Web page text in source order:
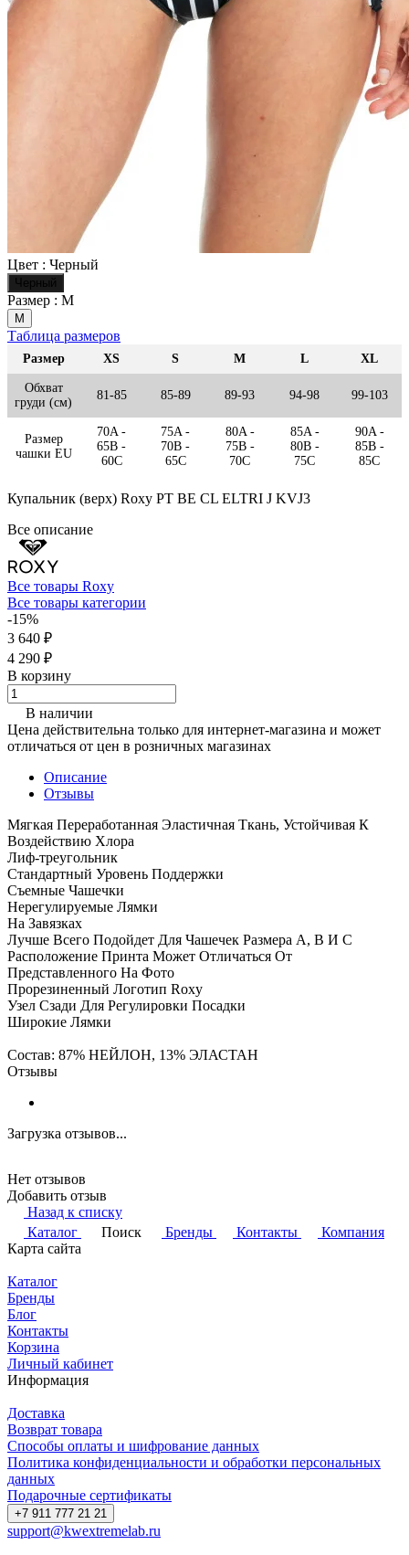
Цвет : Черный
Черный
Размер : M
M
Таблица размеров
Размер XS S M L XL
Обхват
груди (см)
81-85 85-89 89-93 94-98 99-103
Размер
чашки EU
70A -
65B -
60C
75A -
70B -
65C
80A -
75B -
70C
85A -
80B -
75C
90A -
85B -
85C
Купальник (верх) Roxy PT BE CL ELTRI J KVJ3
Все описание
Все товары Roxy
Все товары категории
-15%
3 640 ₽
4 290 ₽
В корзину
В наличии
Цена действительна только для интернет-магазина и может
отличаться от цен в розничных магазинах
Описание
Отзывы
Мягкая Переработанная Эластичная Ткань, Устойчивая К
Воздействию Хлора
Лиф-треугольник
Стандартный Уровень Поддержки
Съемные Чашечки
Нерегулируемые Лямки
На Завязках
Лучше Всего Подойдет Для Чашечек Размера A, B И C
Расположение Принта Может Отличаться От
Представленного На Фото
Прорезиненный Логотип Roxy
Узел Сзади Для Регулировки Посадки
Широкие Лямки
Состав: 87% НЕЙЛОН, 13% ЭЛАСТАН
Отзывы
Загрузка отзывов...
Нет отзывов
Добавить отзыв
Назад к списку
Каталог
Поиск Бренды Контакты
Компания
Карта сайта
Каталог
Бренды
Блог
Контакты
Корзина
Личный кабинет
Информация
Доставка
Возврат товара
Способы оплаты и шифрование данных
Политика конфиденциальности и обработки персональных
данных
Подарочные сертификаты
+7 911 777 21 21
support@kwextremelab.ru